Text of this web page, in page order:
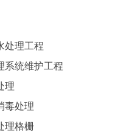
处理工程
系统维护工程
理
毒处理
理格栅